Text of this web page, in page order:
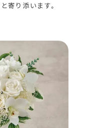
寄り添います。